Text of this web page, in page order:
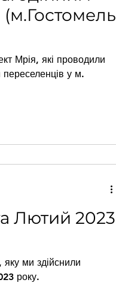
Мрія, які проводили
переселенців у м.
Лютий 2023
яку ми здійснили
року.